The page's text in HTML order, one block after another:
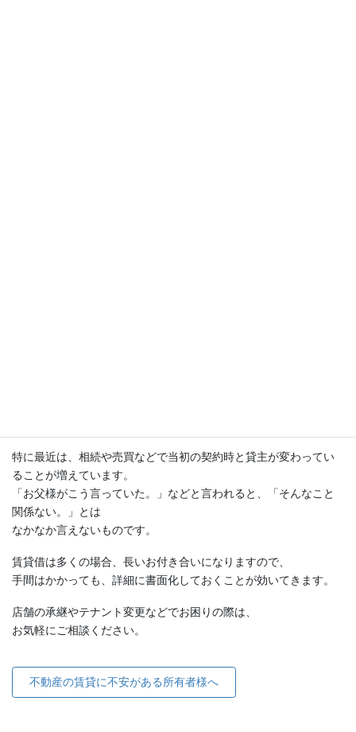
特に最近は、相続や売買などで当初の契約時と貸主が変わってい
ることが増えています。
「お父様がこう言っていた。」などと言われると、「そんなこと
関係ない。」とは
なかなか言えないものです。
賃貸借は多くの場合、長いお付き合いになりますので、
手間はかかっても、詳細に書面化しておくことが効いてきます。
店舗の承継やテナント変更などでお困りの際は、
お気軽にご相談ください。
不動産の賃貸に不安がある所有者様へ